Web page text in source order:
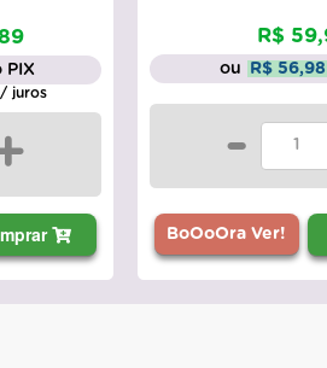
PIX
juros
R$
ou R$ 56,98
-
BoOoOra Ver!